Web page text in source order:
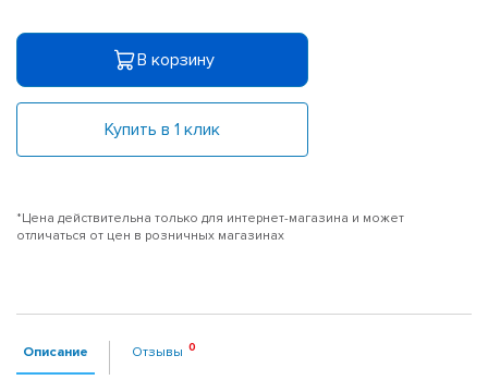
В корзину
Купить в 1 клик
*Цена действительна только для интернет-магазина и может
отличаться от цен в розничных магазинах
Описание Отзывы